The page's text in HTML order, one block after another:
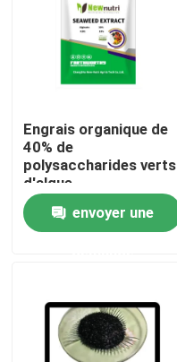
Produits
Engrais organique
Engrais organique
Engrais organique
Poudre acide de Fulvic
Engrais organique de
40% de
polysaccharides verts
d'algue
envoyer une